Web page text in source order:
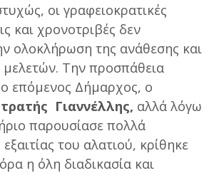
οι γραφειοκρατικές
και χρονοτριβές δεν
ολοκλήρωση της ανάθεσης και
μελετών. Την προσπάθεια
ο επόμενος Δήμαρχος, ο
Γιαννέλλης, αλλά λόγω
παρουσίασε πολλά
του αλατιού, κρίθηκε
η όλη διαδικασία και